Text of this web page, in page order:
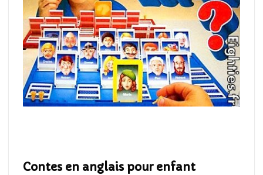
Contes en anglais pour enfant